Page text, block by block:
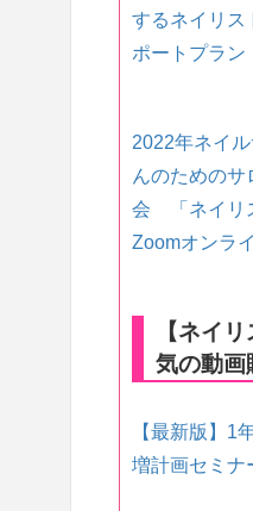
するネイリス
ポートプラン
2022年ネイ
んのためのサ
会 「ネイリ
Zoomオンラ
【ネイ
気の動画
【最新版】1
増計画セミナ